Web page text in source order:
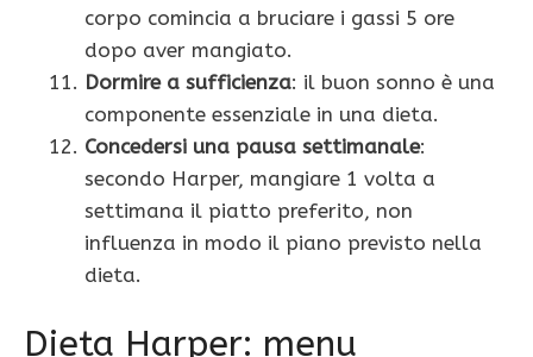
corpo comincia a bruciare i gassi 5 ore
dopo aver mangiato.
Dormire a sufficienza: il buon sonno è una
componente essenziale in una dieta.
Concedersi una pausa settimanale:
secondo Harper, mangiare 1 volta a
settimana il piatto preferito, non
influenza in modo il piano previsto nella
dieta.
Dieta Harper: menu